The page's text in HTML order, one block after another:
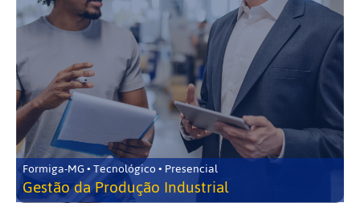
Formiga-MG • Tecnológico • Presencial
Gestão da Produção Industrial